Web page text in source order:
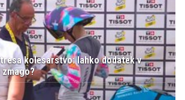
kolesarstvo: lahko dodatek v
zmago?